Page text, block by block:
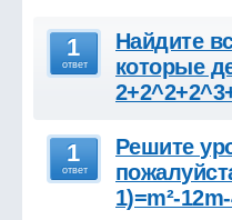
1
ответ
Найдите
которые
1
ответ
Решите
1)=m²-